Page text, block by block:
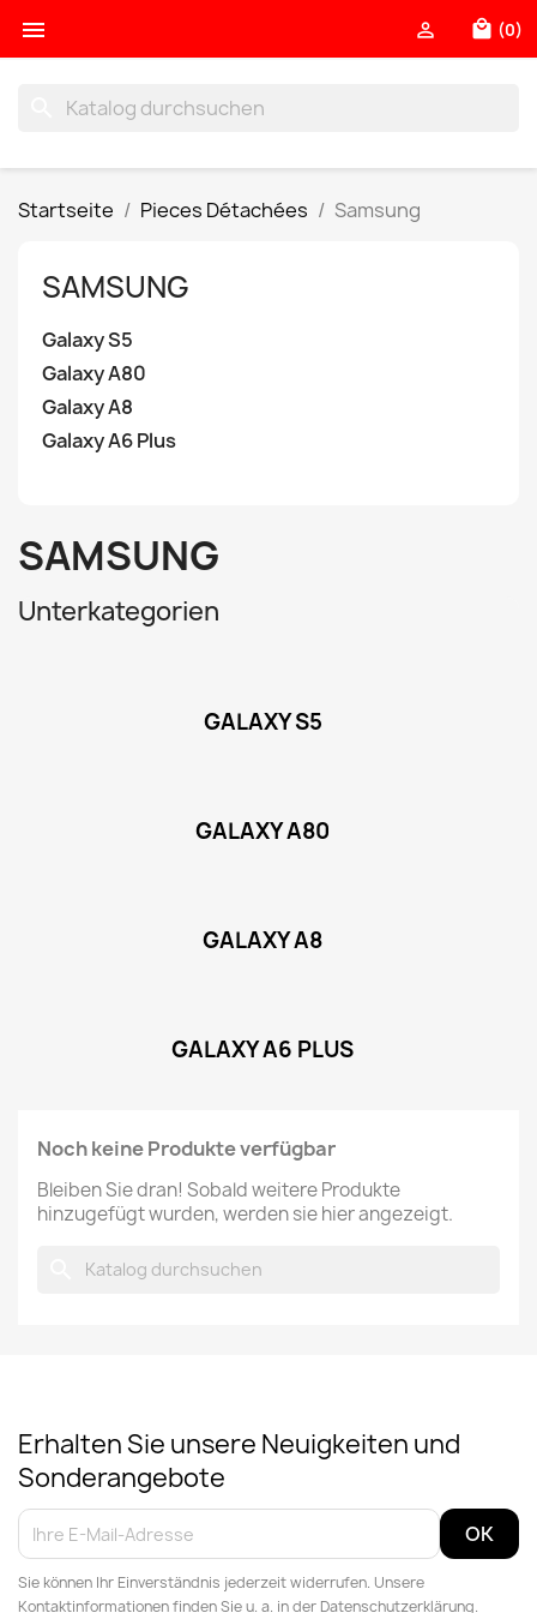
 local_mall (0)

Startseite Pieces Détachées Samsung
SAMSUNG
Galaxy S5
Galaxy A80
Galaxy A8
Galaxy A6 Plus
SAMSUNG
Unterkategorien
GALAXY S5
GALAXY A80
GALAXY A8
GALAXY A6 PLUS
Noch keine Produkte verfügbar
Bleiben Sie dran! Sobald weitere Produkte
hinzugefügt wurden, werden sie hier angezeigt.
Erhalten Sie unsere Neuigkeiten und
Sonderangebote
Sie können Ihr Einverständnis jederzeit widerrufen. Unsere
Kontaktinformationen finden Sie u. a. in der Datenschutzerklärung.